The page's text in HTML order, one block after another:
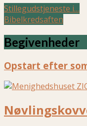
Stillegudstjeneste i…
Bibelkredsaften
Begivenheder
Opstart efter